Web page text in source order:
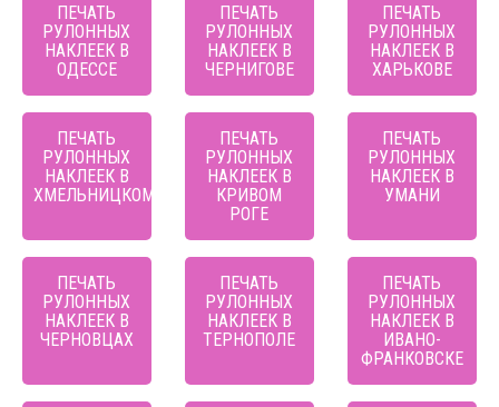
ПЕЧАТЬ
РУЛОННЫХ
НАКЛЕЕК В
ОДЕССЕ
ПЕЧАТЬ
РУЛОННЫХ
НАКЛЕЕК В
ЧЕРНИГОВЕ
ПЕЧАТЬ
РУЛОННЫХ
НАКЛЕЕК В
ХАРЬКОВЕ
ПЕЧАТЬ
РУЛОННЫХ
НАКЛЕЕК В
ХМЕЛЬНИЦКОМ
ПЕЧАТЬ
РУЛОННЫХ
НАКЛЕЕК В
КРИВОМ
РОГЕ
ПЕЧАТЬ
РУЛОННЫХ
НАКЛЕЕК В
УМАНИ
ПЕЧАТЬ
РУЛОННЫХ
НАКЛЕЕК В
ЧЕРНОВЦАХ
ПЕЧАТЬ
РУЛОННЫХ
НАКЛЕЕК В
ТЕРНОПОЛЕ
ПЕЧАТЬ
РУЛОННЫХ
НАКЛЕЕК В
ИВАНО-
ФРАНКОВСКЕ